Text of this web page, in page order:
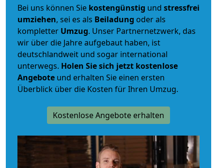
Bei uns können Sie kostengünstig und stressfrei
umziehen, sei es als Beiladung oder als
kompletter Umzug. Unser Partnernetzwerk, das
wir über die Jahre aufgebaut haben, ist
deutschlandweit und sogar international
unterwegs. Holen Sie sich jetzt kostenlose
Angebote und erhalten Sie einen ersten
Überblick über die Kosten für Ihren Umzug.
Kostenlose Angebote erhalten